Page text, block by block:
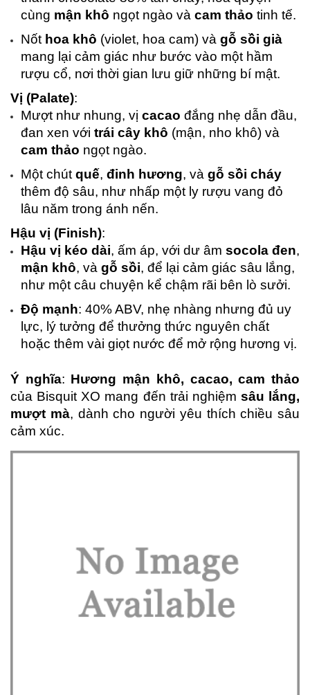
cùng mận khô ngọt ngào và cam thảo tinh tế.
Nốt hoa khô (violet, hoa cam) và gỗ sồi già
mang lại cảm giác như bước vào một hầm
rượu cổ, nơi thời gian lưu giữ những bí mật.
Vị (Palate):
Mượt như nhung, vị cacao đắng nhẹ dẫn đầu,
đan xen với trái cây khô
cam thảo ngọt ngào.
Một chút quế, đinh hương, và gỗ sồi cháy
thêm độ sâu, như nhấp một ly rượu vang đỏ
lâu năm trong ánh nến.
Hậu vị (Finish):
Hậu vị kéo dài, ấm áp, với dư âm socola đen
mận khô, và gỗ sồi, để lại cảm giác sâu lắng,
như một câu chuyện kể chậm rãi bên lò sưởi.
Độ mạnh: 40% ABV, nhẹ nhàng nhưng đủ uy
lực, lý tưởng để thưởng thức nguyên chất
hoặc thêm vài giọt nước để mở rộng hương vị.
Ý nghĩa: Hương mận khô, cacao, cam thảo
của Bisquit XO mang đến trải nghiệm sâu lắng,
mượt mà, dành cho người yêu thích chiều sâu
cảm xúc.